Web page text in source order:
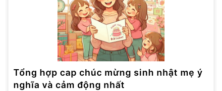
Tổng hợp cap chúc mừng sinh nhật mẹ ý
nghĩa và cảm động nhất